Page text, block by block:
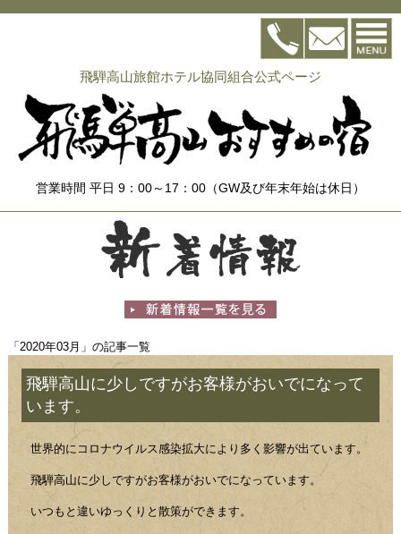
飛騨高山旅館ホテル協同組合公式ページ
営業時間 平日 9：00～17：00（GW及び年末年始は休日）
「2020年03月」の記事一覧
飛騨高山に少しですがお客様がおいでになって
います。
世界的にコロナウイルス感染拡大により多く影響が出ています。
飛騨高山に少しですがお客様がおいでになっています。
いつもと違いゆっくりと散策ができます。